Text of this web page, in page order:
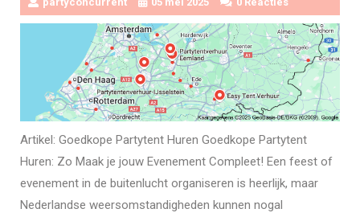
Artikel: Goedkope Partytent Huren Goedkope Partytent
Huren: Zo Maak je jouw Evenement Compleet! Een feest of
evenement in de buitenlucht organiseren is heerlijk, maar
Nederlandse weersomstandigheden kunnen nogal